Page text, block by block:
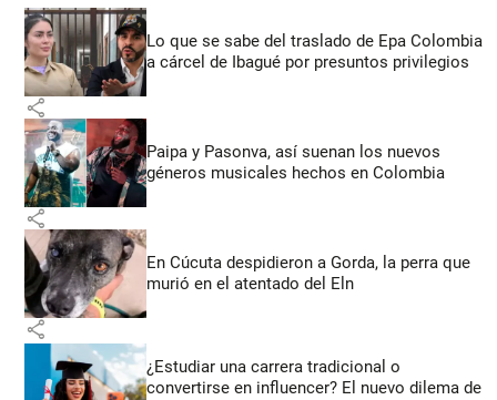
Lo que se sabe del traslado de Epa Colombia
a cárcel de Ibagué por presuntos privilegios
share
Paipa y Pasonva, así suenan los nuevos
géneros musicales hechos en Colombia
share
En Cúcuta despidieron a Gorda, la perra que
murió en el atentado del Eln
share
¿Estudiar una carrera tradicional o
convertirse en influencer? El nuevo dilema de